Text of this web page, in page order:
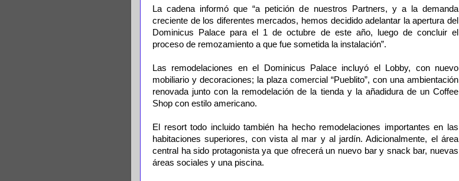
La cadena informó que “a petición de nuestros Partners, y a la demanda
creciente de los diferentes mercados, hemos decidido adelantar la apertura del
Dominicus Palace para el 1 de octubre de este año, luego de concluir el
proceso de remozamiento a que fue sometida la instalación”.
Las remodelaciones en el Dominicus Palace incluyó el Lobby, con nuevo
mobiliario y decoraciones; la plaza comercial “Pueblito”, con una ambientación
renovada junto con la remodelación de la tienda y la añadidura de un Coffee
Shop con estilo americano.
El resort todo incluido también ha hecho remodelaciones importantes en las
habitaciones superiores, con vista al mar y al jardín. Adicionalmente, el área
central ha sido protagonista ya que ofrecerá un nuevo bar y snack bar, nuevas
áreas sociales y una piscina.